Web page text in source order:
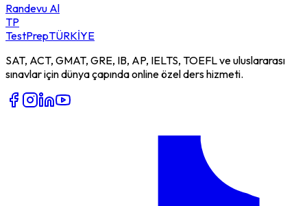
Randevu Al
TP
TestPrepTÜRKİYE
SAT, ACT, GMAT, GRE, IB, AP, IELTS, TOEFL ve uluslararası
sınavlar için dünya çapında online özel ders hizmeti.